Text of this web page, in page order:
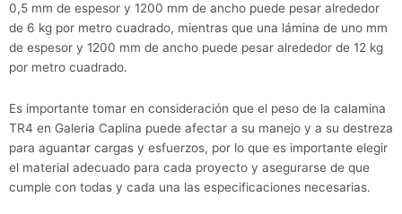
0,5 mm de espesor y 1200 mm de ancho puede pesar alrededor
de 6 kg por metro cuadrado, mientras que una lámina de uno mm
de espesor y 1200 mm de ancho puede pesar alrededor de 12 kg
por metro cuadrado.
Es importante tomar en consideración que el peso de la calamina
TR4 en Galeria Caplina puede afectar a su manejo y a su destreza
para aguantar cargas y esfuerzos, por lo que es importante elegir
el material adecuado para cada proyecto y asegurarse de que
cumple con todas y cada una las especificaciones necesarias.